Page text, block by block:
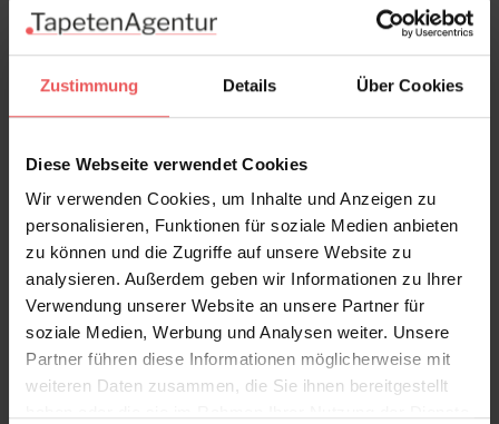
Zustimmung Details Über Cookies
Diese Webseite verwendet Cookies
Wir verwenden Cookies, um Inhalte und Anzeigen zu
personalisieren, Funktionen für soziale Medien anbieten
zu können und die Zugriffe auf unsere Website zu
analysieren. Außerdem geben wir Informationen zu Ihrer
Verwendung unserer Website an unsere Partner für
soziale Medien, Werbung und Analysen weiter. Unsere
Partner führen diese Informationen möglicherweise mit
weiteren Daten zusammen, die Sie ihnen bereitgestellt
Qualität, die Räume verwandeln.
Produktdetails
Bewertungen
FAQ Teilen!